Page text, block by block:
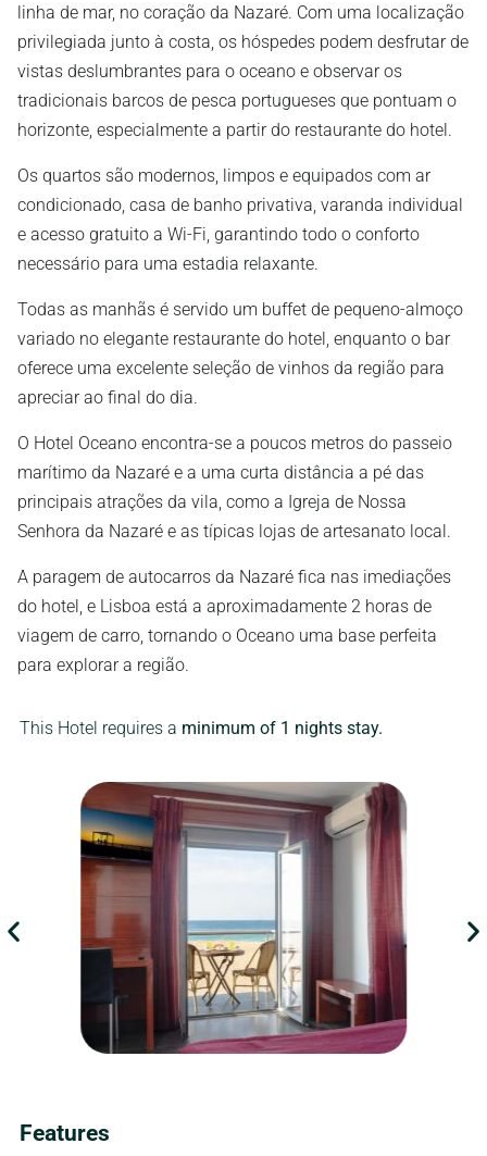
linha de mar, no coração da Nazaré. Com uma localização
privilegiada junto à costa, os hóspedes podem desfrutar de
vistas deslumbrantes para o oceano e observar os
tradicionais barcos de pesca portugueses que pontuam o
horizonte, especialmente a partir do restaurante do hotel.
Os quartos são modernos, limpos e equipados com ar
condicionado, casa de banho privativa, varanda individual
e acesso gratuito a Wi-Fi, garantindo todo o conforto
necessário para uma estadia relaxante.
Todas as manhãs é servido um buffet de pequeno-almoço
variado no elegante restaurante do hotel, enquanto o bar
oferece uma excelente seleção de vinhos da região para
apreciar ao final do dia.
O Hotel Oceano encontra-se a poucos metros do passeio
marítimo da Nazaré e a uma curta distância a pé das
principais atrações da vila, como a Igreja de Nossa
Senhora da Nazaré e as típicas lojas de artesanato local.
A paragem de autocarros da Nazaré fica nas imediações
do hotel, e Lisboa está a aproximadamente 2 horas de
viagem de carro, tornando o Oceano uma base perfeita
para explorar a região.
This Hotel requires a minimum of 1 nights stay.
Features